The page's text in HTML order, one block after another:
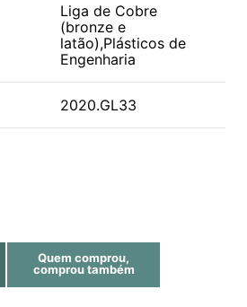
Liga de Cobre
(bronze e
latão),Plásticos de
Engenharia
2020.GL33
Quem comprou,
comprou também